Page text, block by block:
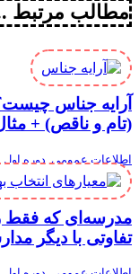
مطالب مرتبط
آرایه جناس
(تام و ناقص) +
اطلاعات عمومی, دوره
مدرسه‌ای که فقط
تفاوتی با دیگر